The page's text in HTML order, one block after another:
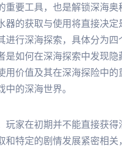
要工具，也是解锁深海奥
器的获取与使用将直接决定
进行深海探索，具体分为四
如何在深海探索中发现隐
价值及其在深海探险中的
的深海世界。
家在初期并不能直接获得
特定的剧情发展紧密相关